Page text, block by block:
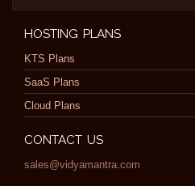
HOSTING PLANS
KTS Plans
SaaS Plans
Cloud Plans
CONTACT US
sales@vidyamantra.com